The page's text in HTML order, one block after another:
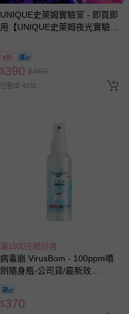
對其過敏者食用。 麻婆豆
、大豆、芝麻、麩質之穀
用。 筍干焢肉爆漿魚丸：
敏體質者食用。
／猶豫期權益，但此期間
須是未經使用的全新狀態，
及贈品等。
含例假日內提出），如為
媽咪愛負責處理，若非瑕疵
出貨』中查詢該筆訂單，
請。若有相關退貨問題，請
我們將依序為您處理
因部份退貨，而該訂單保
計算，活動贈品亦需一併退
UNIQUE史萊姆實驗室 - 即買即
用【UNIQUE史萊姆夜光實驗室
訂單編號兌換，逾期作廢) (大
人小孩均一價(3歲以上需購票))
8折
$390 $490
已售出 4231
滿1500元贈好禮
病毒崩 VirusBom - 100ppm噴
劑隨身瓶-公司貨/最新效
$370